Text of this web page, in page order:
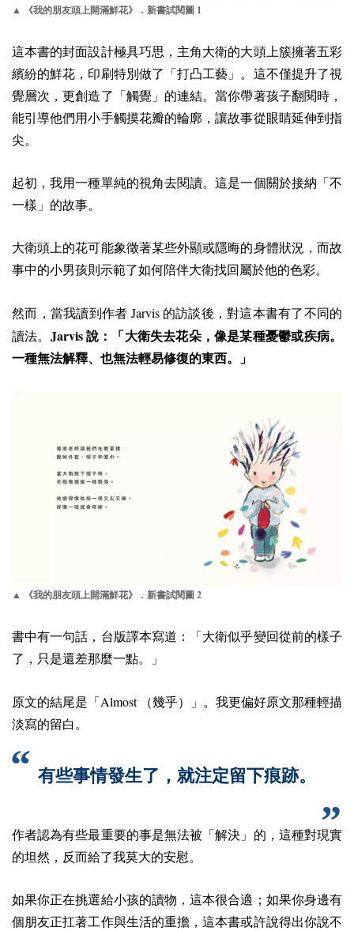
▲ 《我的朋友頭上開滿鮮花》．新書試閱圖 1
這本書的封面設計極具巧思，主角大衛的大頭上簇擁著五彩
繽紛的鮮花，印刷特別做了「打凸工藝」。這不僅提升了視
覺層次，更創造了「觸覺」的連結。當你帶著孩子翻閱時，
能引導他們用小手觸摸花瓣的輪廓，讓故事從眼睛延伸到指
尖。
起初，我用一種單純的視角去閱讀。這是一個關於接納「不
一樣」的故事。
大衛頭上的花可能象徵著某些外顯或隱晦的身體狀況，而故
事中的小男孩則示範了如何陪伴大衛找回屬於他的色彩。
然而，當我讀到作者 Jarvis的訪談後，對這本書有了不同的
讀法。 Jarvis說：「大衛失去花朵，像是某種憂鬱或疾病。
一種無法解釋、也無法輕易修復的東西。」
▲ 《我的朋友頭上開滿鮮花》．新書試閱圖 2
書中有一句話，台版譯本寫道：「大衛似乎變回從前的樣子
了，只是還差那麼一點。」
原文的結尾是「 Almost（幾乎）」。我更偏好原文那種輕描
淡寫的留白。
有些事情發生了，就注定留下痕跡。
作者認為有些最重要的事是無法被「解決」的，這種對現實
的坦然，反而給了我莫大的安慰。
如果你正在挑選給小孩的讀物，這本很合適；如果你身邊有
個朋友正扛著工作與生活的重擔，這本書或許說得出你說不